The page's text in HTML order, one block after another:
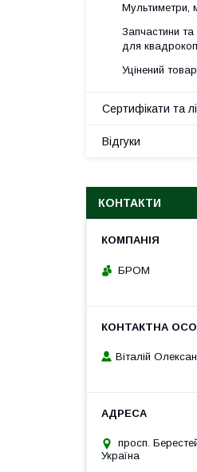
Мультиметри,
Запчастини та
для
Уцінений товар
Сертифікати та
Відгуки
КОНТАКТИ
БРОМ
Віталій
просп.
Україна